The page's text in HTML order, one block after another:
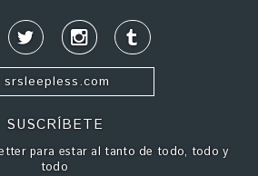
srsleepless.com
SUSCRÍBETE
para estar al tanto de todo, todo y
todo